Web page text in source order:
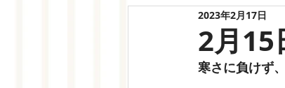
2月15
2023年2月17日
寒さに負けず